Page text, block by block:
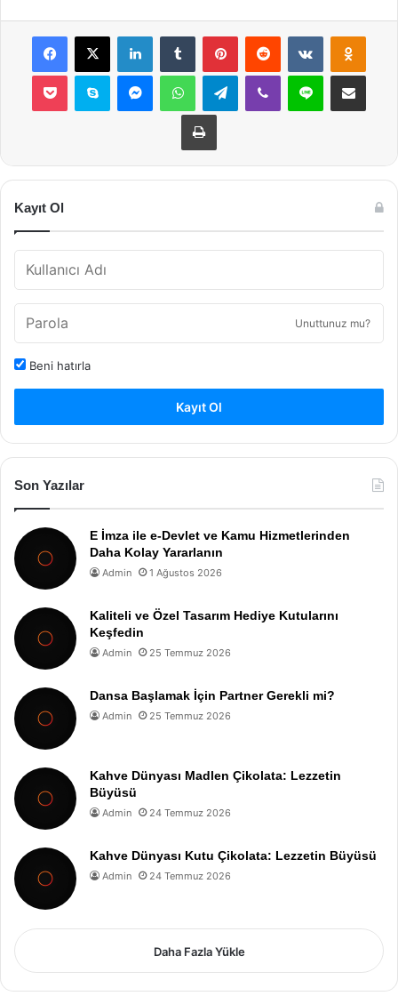
Facebook
X LinkedInTumblr PinterestReddit VKontakte
Pocket Skype MessengerWhatsAppTelegramViber Line E-Posta ile
Yazdır
Kayıt Ol
Unuttunuz mu?
Beni hatırla
Kayıt Ol
Son Yazılar
E İmza ile e-Devlet ve Kamu Hizmetlerinden
Daha Kolay Yararlanın
Admin 1 Ağustos 2026
Kaliteli ve Özel Tasarım Hediye Kutularını
Keşfedin
Admin 25 Temmuz 2026
Dansa Başlamak İçin Partner Gerekli mi?
Admin 25 Temmuz 2026
Kahve Dünyası Madlen Çikolata: Lezzetin
Büyüsü
Admin 24 Temmuz 2026
Kahve Dünyası Kutu Çikolata: Lezzetin Büyüsü
Admin 24 Temmuz 2026
Daha Fazla Yükle